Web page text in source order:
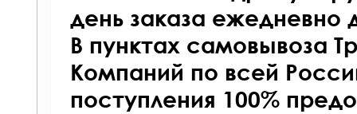
день заказа ежедневно
В пунктах самовывоза
Компаний по всей
поступления 100%